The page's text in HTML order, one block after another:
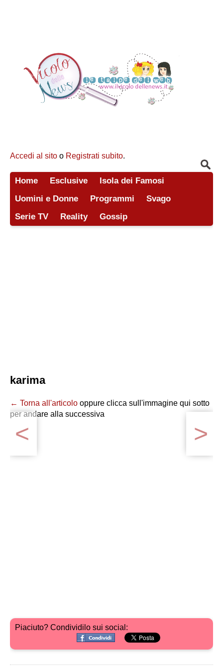
Accedi al sito o Registrati subito.
Home Esclusive
Isola dei Famosi
Uomini e Donne
Programmi
Svago
Serie TV
Reality Gossip
karima
← Torna all'articolo oppure clicca sull'immagine qui sotto
per andare alla successiva
< >
Piaciuto? Condividilo sui social: